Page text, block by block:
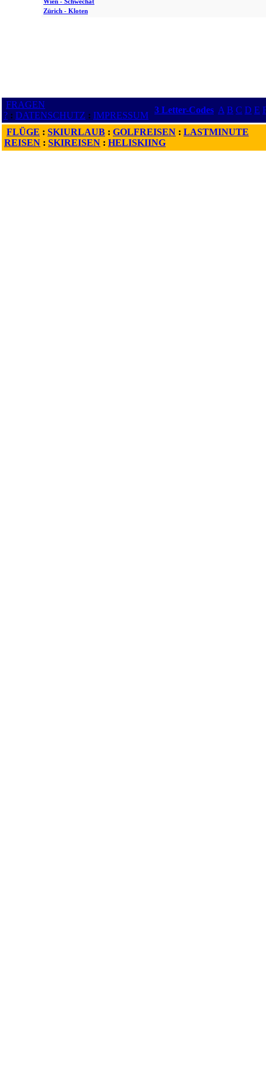
Zürich - Kloten
FRAGEN
? : DATENSCHUTZ : IMPRESSUM
3 Letter-Codes A B C D E
FLÜGE : SKIURLAUB : GOLFREISEN : LASTMINUTE
REISEN : SKIREISEN : HELISKIING